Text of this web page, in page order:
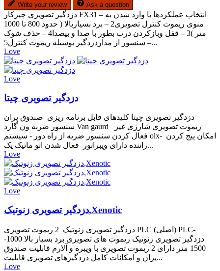
Write your review Ask a question
دزدگیر تصویری چیرکار FX31 – انتخاب عملکردها با وارد شدن به
منوی ریموت کنترل تصویری2 – برد بسیاربالا ( حدود 800 تا 1000
متر )3 – قفل وبازکردن درب بطور با صدا و بیصدا4 – حذف شوک
سنسور از مداردزدگیر بوسیله ریموت کنترل5 –...
Love
Love
دزدگیر تصویری چیتا
دزدگیر تصویری چیتا کلیدهای قابل برنامه ریزی صندوق پران
سنسور ضربه ون گارد Van gaurd ریموت تصویری شارژی غیر
فعال کردن سنسور ضریه از راه دور - سیستم olx- امکان پیج کردن
راننده دارای ویبراتور فعال شدن اتو ماتیک یک...
Love
Love
دزدگیر تصویری زنوتیک,Xenotic
دزدگیر تصویری زنوتیک 2 ریموت تصویری PLC (اصلی) PLC-
دزدگیر تصویری زنوتیک ریموت های تصویری برد بسیار بالا 1000-
1500 متر دارای 2 ریموت تصویری با ویبره و آلارم قابلیت صندوق
پران و امکانات کامل دزدگیرهای تصویری قابلیت...
Love